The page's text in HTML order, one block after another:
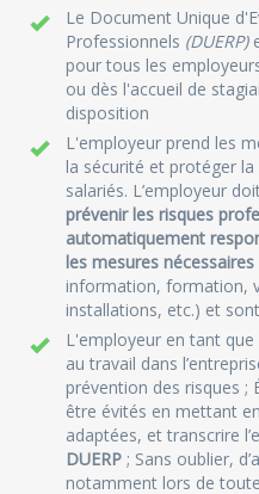
Le Document Unique
Professionnels (DUERP)
pour tous les
ou dès l'accueil de
disposition
L'employeur prend les
la sécurité et protéger
salariés. L’employeur
prévenir les risques
automatiquement
les mesures
information, formation,
installations, etc.) et
L'employeur en tant
au travail dans
prévention des risques ;
être évités en mettant
adaptées, et transcrire
DUERP ; Sans oublier,
notamment lors de